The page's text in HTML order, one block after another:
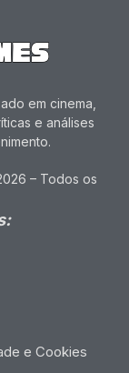
em cinema,
e análises
– Todos os
e Cookies